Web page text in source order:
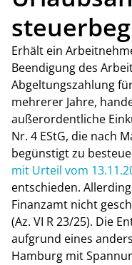
Erhält ein
Beendigung des
Abgeltungszahlung
mehrerer Jahre,
außerordentliche
Nr. 4 EStG, die nach
begünstigt zu
mit Urteil vom
entschieden.
Finanzamt nicht
(Az. VI R 23/25). Die
aufgrund eines
Hamburg mit